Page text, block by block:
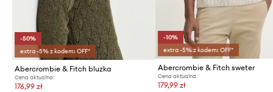
-50%
extra -5% z kodem: OFF*
Abercrombie & Fitch bluzka
Cena aktualna:
176,99 zł
-10%
extra -5% z kodem: OFF*
Abercrombie & Fitch sweter
Cena aktualna:
179,99 zł